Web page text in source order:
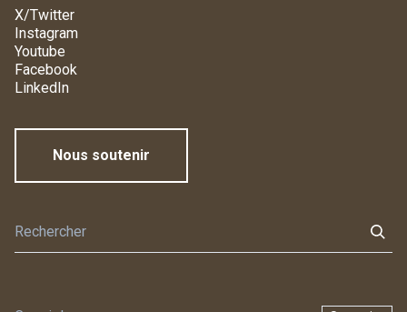
X/Twitter
Instagram
Youtube
Facebook
LinkedIn
Nous soutenir